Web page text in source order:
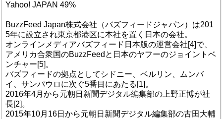
Yahoo! JAPAN 49%
BuzzFeed Japan株式会社（バズフィードジャパン）は201
5年に設立され東京都港区に本社を置く日本の会社。
オンラインメディアバズフィード日本版の運営会社[4]で、
アメリカ合衆国のBuzzFeedと日本のヤフーのジョイントベ
ンチャー[5]。
バズフィードの拠点としてシドニー、ベルリン、ムンバ
イ、サンパウロに次ぐ5番目にあたる[1]。
2016年4月から元朝日新聞デジタル編集部の上野正博が社
長[2]。
2015年10月16日から元朝日新聞デジタル編集部の古田大輔